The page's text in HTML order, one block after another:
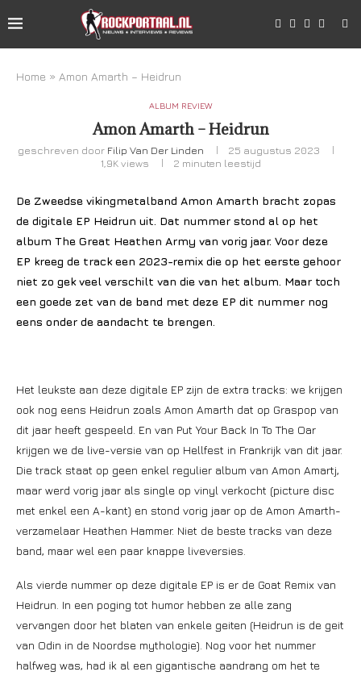
Home » Amon Amarth – Heidrun
ALBUM REVIEW
Amon Amarth – Heidrun
geschreven door Filip Van Der Linden
25 augustus 2023
1,9K views 2 minuten leestijd
De Zweedse vikingmetalband Amon Amarth bracht zopas
de digitale EP Heidrun uit. Dat nummer stond al op het
album The Great Heathen Army van vorig jaar. Voor deze
EP kreeg de track een 2023-remix die op het eerste gehoor
niet zo gek veel verschilt van die van het album. Maar toch
een goede zet van de band met deze EP dit nummer nog
eens onder de aandacht te brengen.
Het leukste aan deze digitale EP zijn de extra tracks: we krijgen
ook nog eens Heidrun zoals Amon Amarth dat op Graspop van
dit jaar heeft gespeeld. En van Put Your Back In To The Oar
krijgen we de live-versie van op Hellfest in Frankrijk van dit jaar.
Die track staat op geen enkel regulier album van Amon Amartj,
maar werd vorig jaar als single op vinyl verkocht (picture disc
met enkel een A-kant) en stond vorig jaar op de Amon Amarth-
verzamelaar Heathen Hammer. Niet de beste tracks van deze
band, maar wel een paar knappe liveversies.
Als vierde nummer op deze digitale EP is er de Goat Remix van
Heidrun. In een poging tot humor hebben ze alle zang
vervangen door het blaten van enkele geiten (Heidrun is de geit
van Odin in de Noordse mythologie). Nog voor het nummer
halfweg was, had ik al een gigantische aandrang om het te